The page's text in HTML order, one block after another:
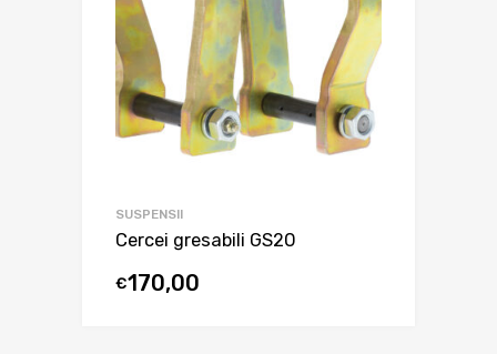
SUSPENSII
Cercei gresabili GS20
€170,00